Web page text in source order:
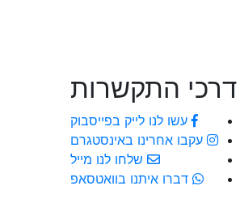
דרכי התקשרות
עשו לנו לייק בפייסבוק
עקבו אחרינו באינסטגרם
שלחו לנו מייל
דברו איתנו בוואטסאפ